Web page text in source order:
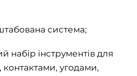
система;
інструментів для
контактами, угодами,